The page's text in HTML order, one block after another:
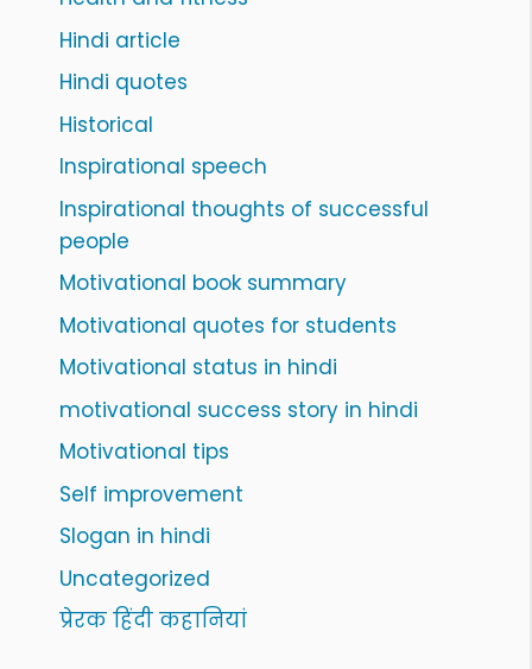
Hindi article
Hindi quotes
Historical
Inspirational speech
Inspirational thoughts of successful
people
Motivational book summary
Motivational quotes for students
Motivational status in hindi
motivational success story in hindi
Motivational tips
Self improvement
Slogan in hindi
Uncategorized
प्रेरक हिंदी कहानियां